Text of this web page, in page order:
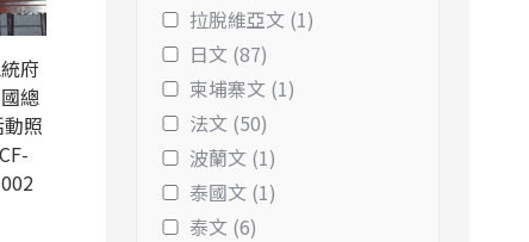
府
總
照
拉脫維亞文 (1)
日文 (87)
柬埔寨文 (1)
法文 (50)
波蘭文 (1)
泰國文 (1)
泰文 (6)